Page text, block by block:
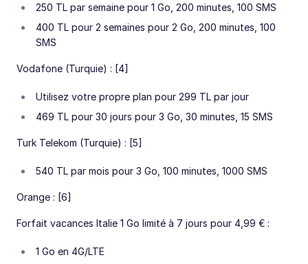
250 TL par semaine pour 1 Go, 200 minutes, 100 SMS
400 TL pour 2 semaines pour 2 Go, 200 minutes, 100
SMS
Vodafone (Turquie) : [4]
Utilisez votre propre plan pour 299 TL par jour
469 TL pour 30 jours pour 3 Go, 30 minutes, 15 SMS
Turk Telekom (Turquie) : [5]
540 TL par mois pour 3 Go, 100 minutes, 1000 SMS
Orange : [6]
Forfait vacances Italie 1 Go limité à 7 jours pour 4,99 € :
1 Go en 4G/LTE